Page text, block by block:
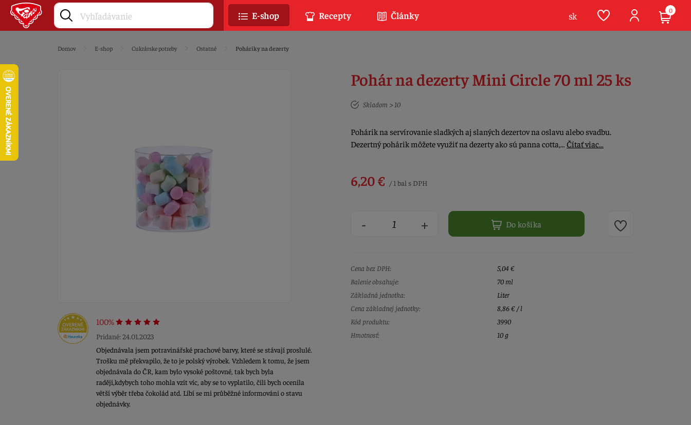
Domov E-shop Cukrárske potreby Ostatné Poháriky na dezerty
100%
Pridané: 24.01.2023
Objednávala jsem potravinářské prachové barvy, které se stávají proslulé.
Trošku mě překvapilo, že to je polský výrobek. Vzhledem k tomu, že jsem
objednávala do ČR, kam bylo vysoké poštovné, tak bych byla
raději,kdybych toho mohla vzít víc, aby se to vyplatilo, čili bych ocenila
větší výběr třeba čokolád atd. Líbí se mi průběžné informováni o stavu
objednávky.
Pohár na dezerty Mini Circle 70 ml 25 ks
Skladom > 10
Pohárik na servírovanie sladkých aj slaných dezertov na oslavu alebo svadbu.
Dezertný pohárik môžete využiť na dezerty ako sú panna cotta,… Čítať viac…
6,20 € / 1 bal s DPH
- + Do košíka
Cena bez DPH:
5,04 €
Balenie obsahuje:
70 ml
Základná jednotka:
Liter
Cena základnej jednotky:
8,86 € / l
Kód produktu:
3990
Hmotnosť:
10 g
E-shop Recepty Články sk 0